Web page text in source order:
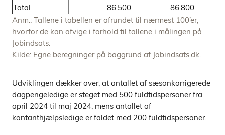
Total
86.500
86.800
Anm.: Tallene i tabellen er afrundet til nærmest 100’er,
hvorfor de kan afvige i forhold til tallene i målingen på
Jobindsats.
Kilde: Egne beregninger på baggrund af Jobindsats.dk.
Udviklingen dækker over, at antallet af sæsonkorrigerede
dagpengeledige er steget med 500 fuldtidspersoner fra
april 2024 til maj 2024, mens antallet af
kontanthjælpsledige er faldet med 200 fuldtidspersoner.